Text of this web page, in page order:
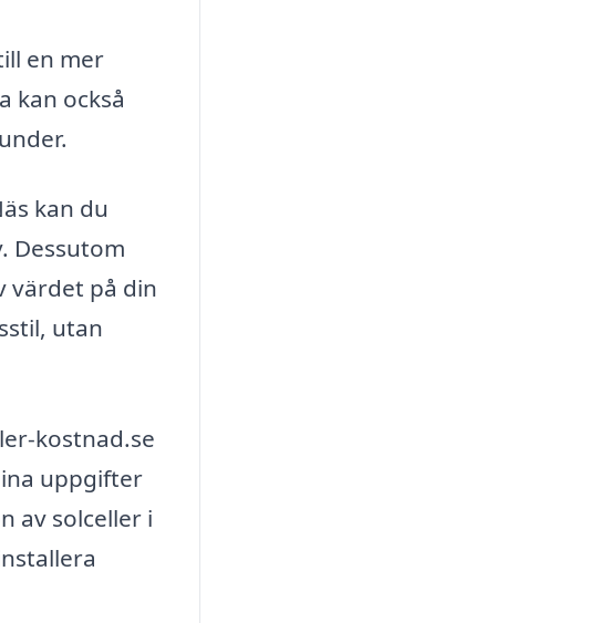
en mer
kan också
kan du
Dessutom
värdet på din
utan
kostnad.se
uppgifter
av solceller i